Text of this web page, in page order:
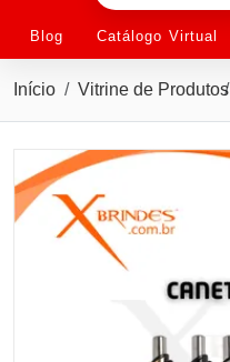
Blog Catálogo Virtual
Início Vitrine de Produtos